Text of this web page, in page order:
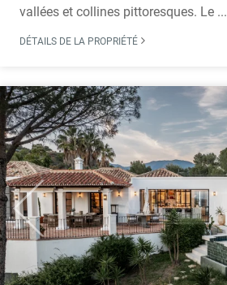
vallées et collines pittoresques. Le ...
DÉTAILS DE LA PROPRIÉTÉ
Previous